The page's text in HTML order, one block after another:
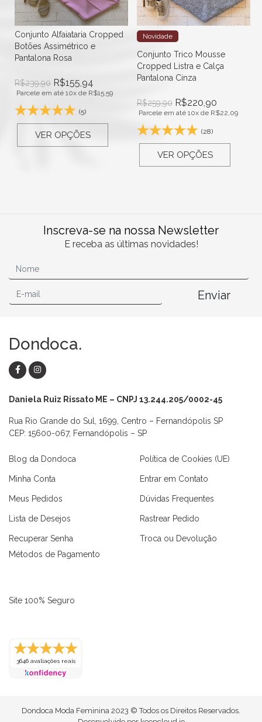
Macaquinhos
Conjunto Alfaiataria Cropped
Botões Assimétrico e
Pantalona Rosa
R$239,90 R$155,94
Parcele em até 10x de R$15,59
(5)
VER OPÇÕES
Novidade
Conjunto Trico Mousse
Cropped Listra e Calça
Pantalona Cinza
R$259,90 R$220,90
Parcele em até 10x de R$22,09
(28)
VER OPÇÕES
Inscreva-se na nossa Newsletter
E receba as últimas novidades!
Enviar
Dondoca.
Daniela Ruiz Rissato ME – CNPJ 13.244.205/0002-45
Rua Rio Grande do Sul, 1699, Centro – Fernandópolis SP
CEP: 15600-067, Fernandópolis – SP
Blog da Dondoca
Minha Conta
Meus Pedidos
Lista de Desejos
Recuperar Senha
Política de Cookies (UE)
Entrar em Contato
Dúvidas Frequentes
Rastrear Pedido
Troca ou Devolução
Métodos de Pagamento
Site 100% Seguro
3646 avaliações reais
Dondoca Moda Feminina 2023 © Todos os Direitos Reservados.